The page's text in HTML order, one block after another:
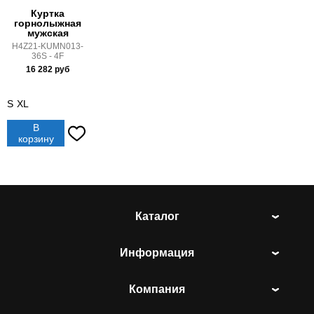
Куртка
горнолыжная
мужская
H4Z21-KUMN013-
36S - 4F
16 282 руб
S XL
В
корзину
Каталог
Информация
Компания